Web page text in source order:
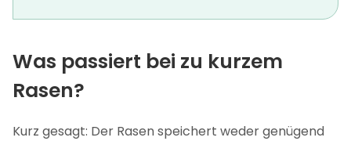
Was passiert bei zu kurzem
Rasen?
Kurz gesagt: Der Rasen speichert weder genügend